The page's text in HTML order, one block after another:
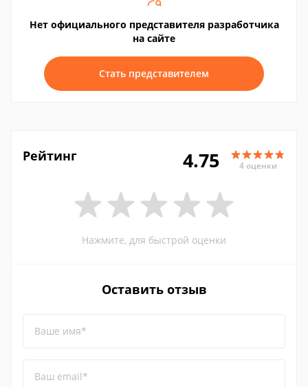
Нет официального представителя разработчика
на сайте
Стать представителем
Рейтинг 4.75 4 оценки
Нажмите, для быстрой оценки
Оставить отзыв
Ваше имя*
Ваш email*